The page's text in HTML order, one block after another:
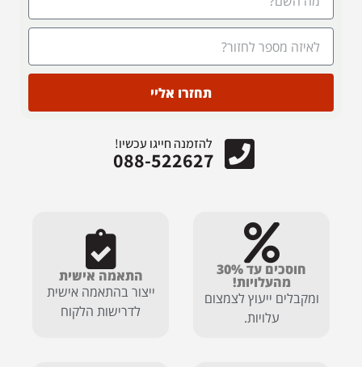
תחזרו אליי
להזמנה חייגו עכשיו!
088-522627
חוסכים עד 30%
מהעלויות!
ומקבלים ייעוץ לצמצום
עלויות.
התאמה אישית
ייצור בהתאמה אישית
לדרישות הלקוח